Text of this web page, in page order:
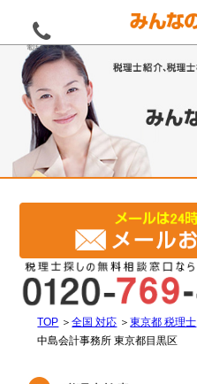
電話をする
TOP ＞全国 対応 ＞東京都 税理士
中島会計事務所 東京都目黒区